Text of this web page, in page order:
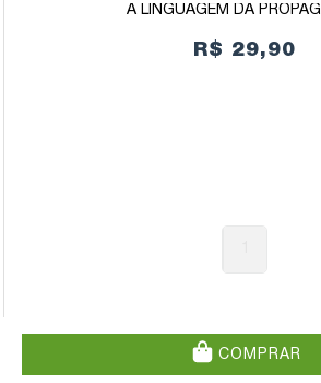
A LINGUAGEM DA
R$ 29,90
COMPRAR